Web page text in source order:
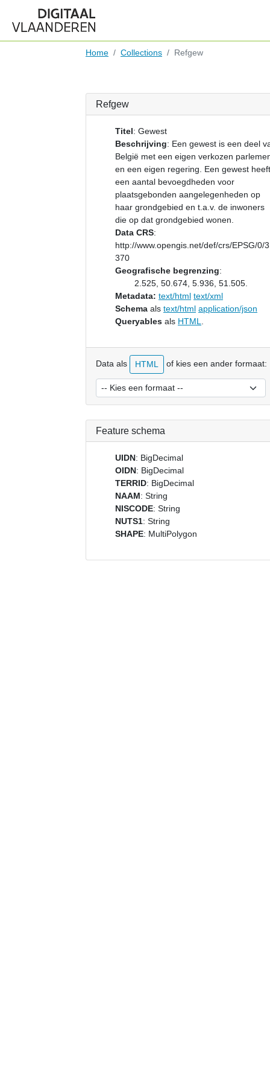
Home Collections Refgew
Refgew
Titel: Gewest
Beschrijving: Een gewest is een deel
België met een eigen verkozen
en een eigen regering. Een gewest heeft
een aantal bevoegdheden voor
plaatsgebonden aangelegenheden op
haar grondgebied en t.a.v. de inwoners
die op dat grondgebied wonen.
Data CRS:
http://www.opengis.net/def/crs/EPSG/0/
370
Geografische begrenzing:
2.525, 50.674, 5.936, 51.505.
Metadata: text/html text/xml
Schema als text/html application/json
Queryables als HTML
Data als HTML of kies een ander formaat:
Feature schema
UIDN: BigDecimal
OIDN: BigDecimal
TERRID: BigDecimal
NAAM: String
NISCODE: String
NUTS1: String
SHAPE: MultiPolygon